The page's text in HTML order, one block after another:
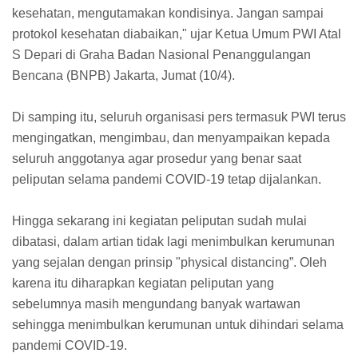
kesehatan, mengutamakan kondisinya. Jangan sampai
protokol kesehatan diabaikan," ujar Ketua Umum PWI Atal
S Depari di Graha Badan Nasional Penanggulangan
Bencana (BNPB) Jakarta, Jumat (10/4).
Di samping itu, seluruh organisasi pers termasuk PWI terus
mengingatkan, mengimbau, dan menyampaikan kepada
seluruh anggotanya agar prosedur yang benar saat
peliputan selama pandemi COVID-19 tetap dijalankan.
Hingga sekarang ini kegiatan peliputan sudah mulai
dibatasi, dalam artian tidak lagi menimbulkan kerumunan
yang sejalan dengan prinsip "physical distancing”. Oleh
karena itu diharapkan kegiatan peliputan yang
sebelumnya masih mengundang banyak wartawan
sehingga menimbulkan kerumunan untuk dihindari selama
pandemi COVID-19.